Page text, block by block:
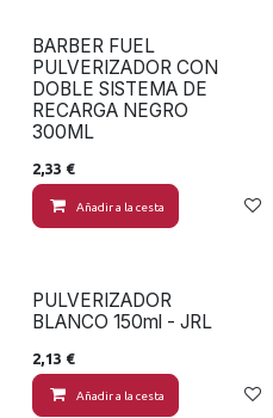
BARBER FUEL
PULVERIZADOR CON
DOBLE SISTEMA DE
RECARGA NEGRO
300ML
2,33 €
Añadir a la cesta
PULVERIZADOR
BLANCO 150ml - JRL
2,13 €
Añadir a la cesta